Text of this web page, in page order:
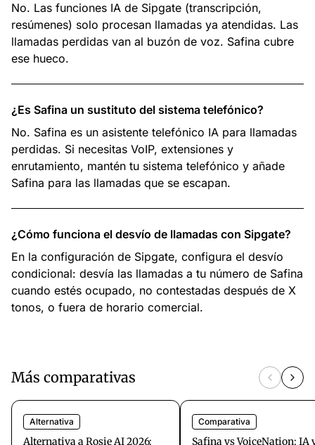
No. Las funciones IA de Sipgate (transcripción,
resúmenes) solo procesan llamadas ya atendidas. Las
llamadas perdidas van al buzón de voz. Safina cubre
ese hueco.
¿Es Safina un sustituto del sistema telefónico?
No. Safina es un asistente telefónico IA para llamadas
perdidas. Si necesitas VoIP, extensiones y
enrutamiento, mantén tu sistema telefónico y añade
Safina para las llamadas que se escapan.
¿Cómo funciona el desvío de llamadas con Sipgate?
En la configuración de Sipgate, configura el desvío
condicional: desvía las llamadas a tu número de Safina
cuando estés ocupado, no contestadas después de X
tonos, o fuera de horario comercial.
Más comparativas
Alternativa
Alternativa a Rosie AI 2026:
Comparativa
Safina vs VoiceNation: IA